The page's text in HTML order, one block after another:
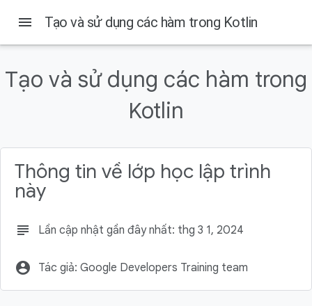
Điều kiện tiên quyết
Kiến thức bạn sẽ học được
Tóm tắt
menu Tạo và sử dụng các hàm trong Kotlin
Tạo và sử dụng các hàm trong
Kotlin
Thông tin về lớp học lập trình
này
subject Lần cập nhật gần đây nhất: thg 3 1, 2024
account_circle Tác giả: Google Developers Training team